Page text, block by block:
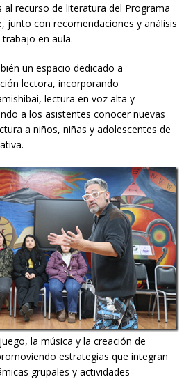
al recurso de literatura del Programa
junto con recomendaciones y análisis
en aula.
un espacio dedicado a
lectora, incorporando
lectura en voz alta y
a los asistentes conocer nuevas
a niños, niñas y adolescentes de
la música y la creación de
estrategias que integran
grupales y actividades